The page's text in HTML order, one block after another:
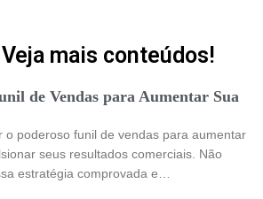
mais conteúdos!
de Vendas para Aumentar Sua
o poderoso funil de vendas para aumentar
seus resultados comerciais. Não
estratégia comprovada e…